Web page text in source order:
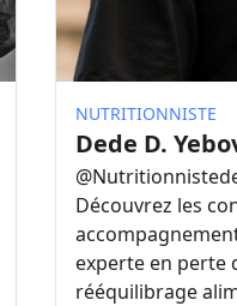
NUTRITIONNISTE
Dede D.
@
Découvrez les
experte en perte
rééquilibrage